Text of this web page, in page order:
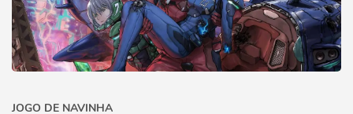
JOGO DE NAVINHA